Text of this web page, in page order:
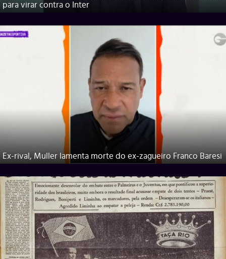
para virar contra o Inter
Ex-rival, Muller lamenta morte do ex-zagueiro Franco Baresi